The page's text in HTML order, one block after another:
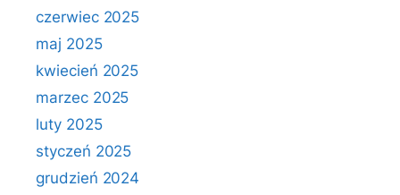
czerwiec 2025
maj 2025
kwiecień 2025
marzec 2025
luty 2025
styczeń 2025
grudzień 2024